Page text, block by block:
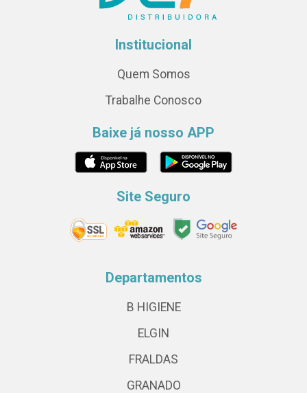
Institucional
Quem Somos
Trabalhe Conosco
Baixe já nosso APP
Site Seguro
Departamentos
B HIGIENE
ELGIN
FRALDAS
GRANADO